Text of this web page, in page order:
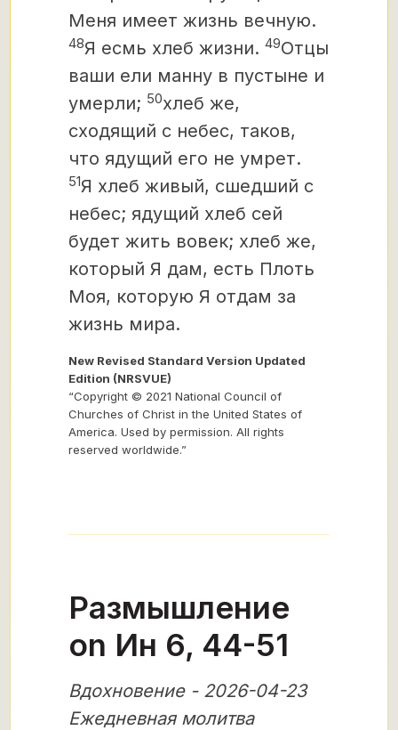
Меня имеет жизнь вечную.
48Я есмь хлеб жизни. 49Отцы
ваши ели манну в пустыне и
умерли; 50хлеб же,
сходящий с небес, таков,
что ядущий его не умрет.
51Я хлеб живый, сшедший с
небес; ядущий хлеб сей
будет жить вовек; хлеб же,
который Я дам, есть Плоть
Моя, которую Я отдам за
жизнь мира.
New Revised Standard Version Updated
Edition (NRSVUE)
“Copyright © 2021 National Council of
Churches of Christ in the United States of
America. Used by permission. All rights
reserved worldwide.”
Размышление
on Ин 6, 44-51
Вдохновение - 2026-04-23
Ежедневная молитва